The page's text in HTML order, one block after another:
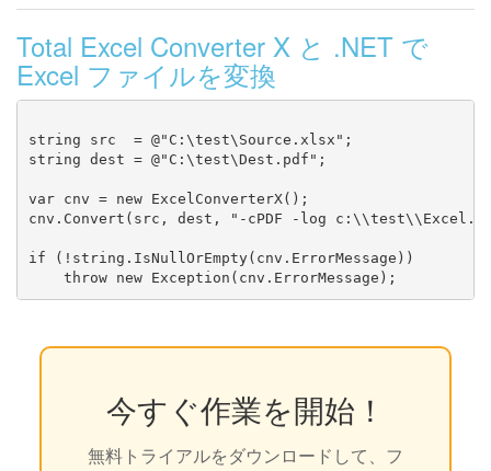
Total Excel Converter X と .NET で
Excel ファイルを変換
string src  = @"C:\test\Source.xlsx";
string dest = @"C:\test\Dest.pdf";
var cnv = new ExcelConverterX();
cnv.Convert(src, dest, "-cPDF -log
if (!string.IsNullOrEmpty(cnv.ErrorMessage))
今すぐ作業を開始！
無料トライアルをダウンロードして、フ